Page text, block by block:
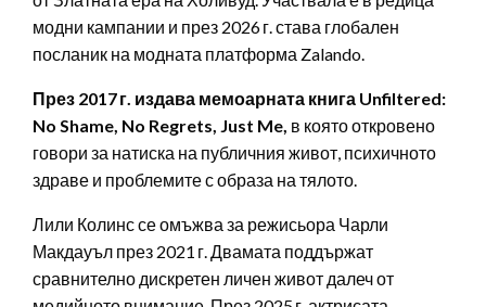
модни кампании и през 2026 г. става глобален
посланик на модната платформа Zalando.
През 2017 г. издава мемоарната книга Unfiltered:
No Shame, No Regrets, Just Me, в която откровено
говори за натиска на публичния живот, психичното
здраве и проблемите с образа на тялото.
Лили Колинс се омъжва за режисьора Чарли
Макдауъл през 2021 г. Двамата поддържат
сравнително дискретен личен живот далеч от